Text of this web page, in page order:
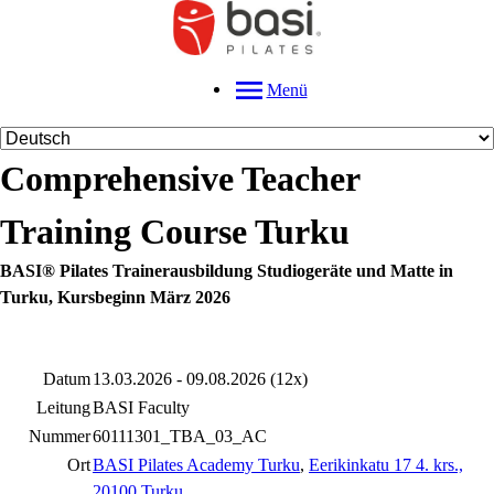
Menü
Comprehensive Teacher
Training Course Turku
BASI® Pilates Trainerausbildung Studiogeräte und Matte in
Turku, Kursbeginn März 2026
Datum13.03.2026 - 09.08.2026 (12x)
LeitungBASI Faculty
Nummer60111301_TBA_03_AC
OrtBASI Pilates Academy Turku, Eerikinkatu 17 4. krs.,